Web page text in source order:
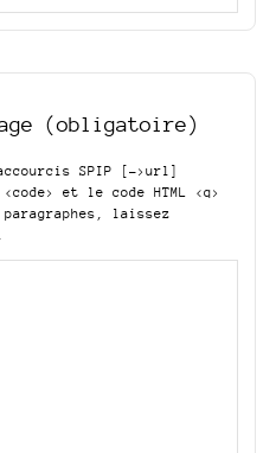
(obligatoire)
SPIP
[->url]
et le code HTML <q>
laissez